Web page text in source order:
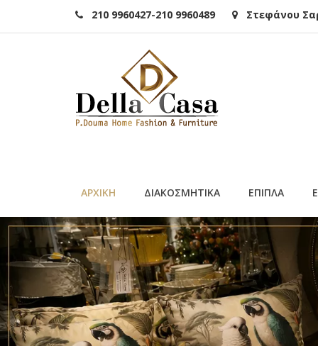
210 9960427-210 9960489 Στεφάνου
ΑΡΧΙΚΗ ΔΙΑΚΟΣΜΗΤΙΚΑ ΕΠΙΠΛΑ